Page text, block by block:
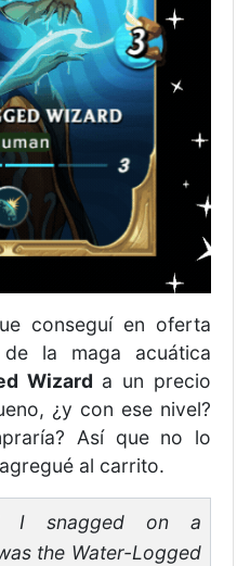
conseguí en oferta
la maga acuática
Wizard a un precio
¿y con ese nivel?
Así que no lo
al carrito.
I snagged on a
the Water-Logged